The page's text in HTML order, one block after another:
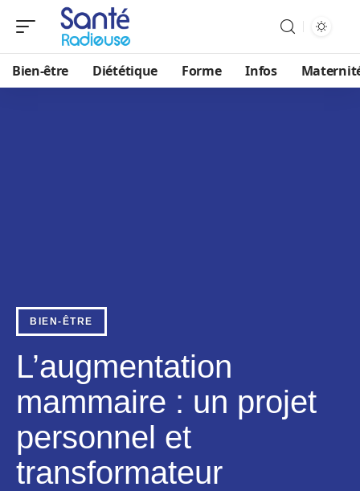
Bien-être Diététique Forme Infos
BIEN-ÊTRE
L’augmentation
mammaire : un projet
personnel et
transformateur